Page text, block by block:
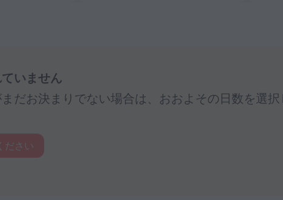
いません
だお決まりでない場合は、おおよその日数を選
ださい